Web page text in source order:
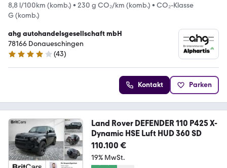
8,8 l/100km (komb.) • 230 g CO₂/km (komb.) • CO₂-Klasse
G (komb.)
ahg autohandelsgesellschaft mbH
78166 Donaueschingen
4.2 Sterne
(43)
Kontakt Parken
Land Rover DEFENDER 110 P425 X-
Dynamic HSE Luft HUD 360 SD
110.100 €
19% MwSt.